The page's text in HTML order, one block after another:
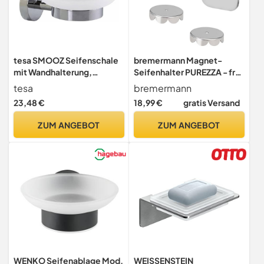
tesa SMOOZ Seifenschale
mit Wandhalterung,
satiniertem Glas und
verchromtem Edelstahl -
zur Wandbefestigung ohne
110mm x 52mm x 130mm
tesa
23,48 €
ZUM ANGEBOT
bremermann Magnet-
Seifenhalter PUREZZA - frei
hängende Seife durch
Magnet - Kleben oder
Bohren (Edelstahl
bremermann
18,99 € gratis Versand
ZUM ANGEBOT
WENKO Seifenablage Mod.
WEISSENSTEIN